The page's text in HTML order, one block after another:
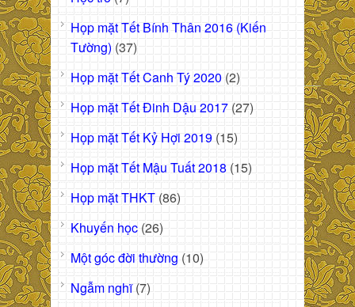
Họp mặt Tết Bính Thân 2016 (Kiến
Tường) (37)
Họp mặt Tết Canh Tý 2020 (2)
Họp mặt Tết Đinh Dậu 2017 (27)
Họp mặt Tết Kỷ Hợi 2019 (15)
Họp mặt Tết Mậu Tuất 2018 (15)
Họp mặt THKT (86)
Khuyến học (26)
Một góc đời thường (10)
Ngẫm nghĩ(7)